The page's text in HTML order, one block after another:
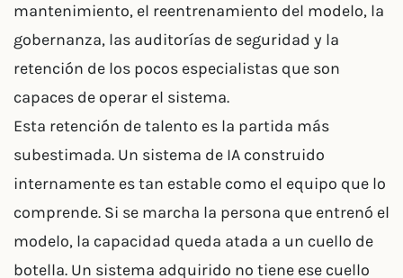
mantenimiento, el reentrenamiento del modelo, la
gobernanza, las auditorías de seguridad y la
retención de los pocos especialistas que son
capaces de operar el sistema.
Esta retención de talento es la partida más
subestimada. Un sistema de IA construido
internamente es tan estable como el equipo que lo
comprende. Si se marcha la persona que entrenó el
modelo, la capacidad queda atada a un cuello de
botella. Un sistema adquirido no tiene ese cuello